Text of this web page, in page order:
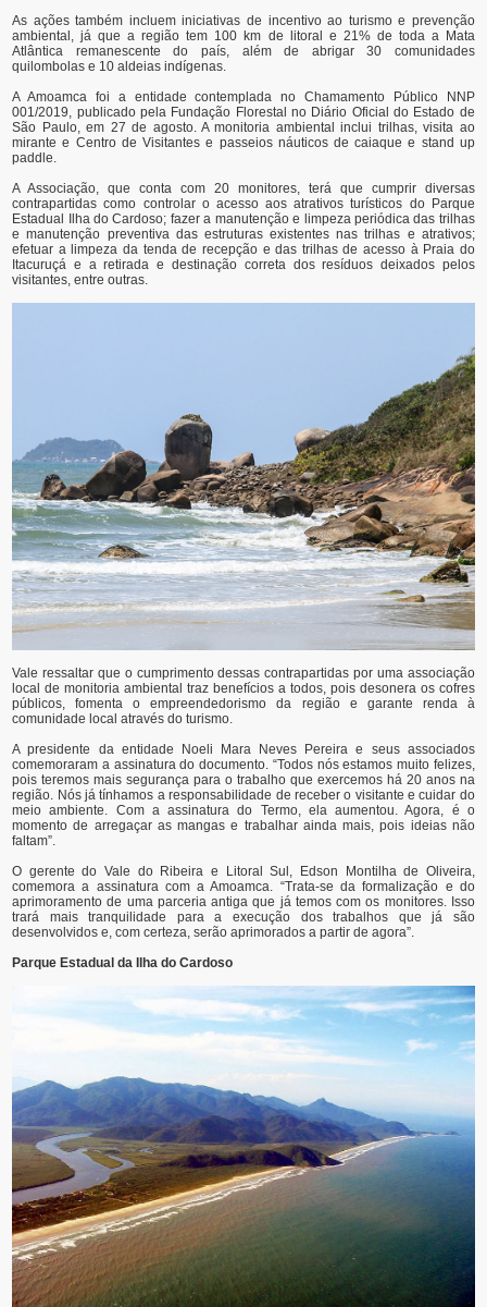
As ações também incluem iniciativas de incentivo ao turismo e prevenção
ambiental, já que a região tem 100 km de litoral e 21% de toda a Mata
Atlântica remanescente do país, além de abrigar 30 comunidades
quilombolas e 10 aldeias indígenas.
A Amoamca foi a entidade contemplada no Chamamento Público NNP
001/2019, publicado pela Fundação Florestal no Diário Oficial do Estado de
São Paulo, em 27 de agosto. A monitoria ambiental inclui trilhas, visita ao
mirante e Centro de Visitantes e passeios náuticos de caiaque e stand up
paddle.
A Associação, que conta com 20 monitores, terá que cumprir diversas
contrapartidas como controlar o acesso aos atrativos turísticos do Parque
Estadual Ilha do Cardoso; fazer a manutenção e limpeza periódica das trilhas
e manutenção preventiva das estruturas existentes nas trilhas e atrativos;
efetuar a limpeza da tenda de recepção e das trilhas de acesso à Praia do
Itacuruçá e a retirada e destinação correta dos resíduos deixados pelos
visitantes, entre outras.
Vale ressaltar que o cumprimento dessas contrapartidas por uma associação
local de monitoria ambiental traz benefícios a todos, pois desonera os cofres
públicos, fomenta o empreendedorismo da região e garante renda à
comunidade local através do turismo.
A presidente da entidade Noeli Mara Neves Pereira e seus associados
comemoraram a assinatura do documento. “Todos nós estamos muito felizes,
pois teremos mais segurança para o trabalho que exercemos há 20 anos na
região. Nós já tínhamos a responsabilidade de receber o visitante e cuidar do
meio ambiente. Com a assinatura do Termo, ela aumentou. Agora, é o
momento de arregaçar as mangas e trabalhar ainda mais, pois ideias não
faltam”.
O gerente do Vale do Ribeira e Litoral Sul, Edson Montilha de Oliveira,
comemora a assinatura com a Amoamca. “Trata-se da formalização e do
aprimoramento de uma parceria antiga que já temos com os monitores. Isso
trará mais tranquilidade para a execução dos trabalhos que já são
desenvolvidos e, com certeza, serão aprimorados a partir de agora”.
Parque Estadual da Ilha do Cardoso